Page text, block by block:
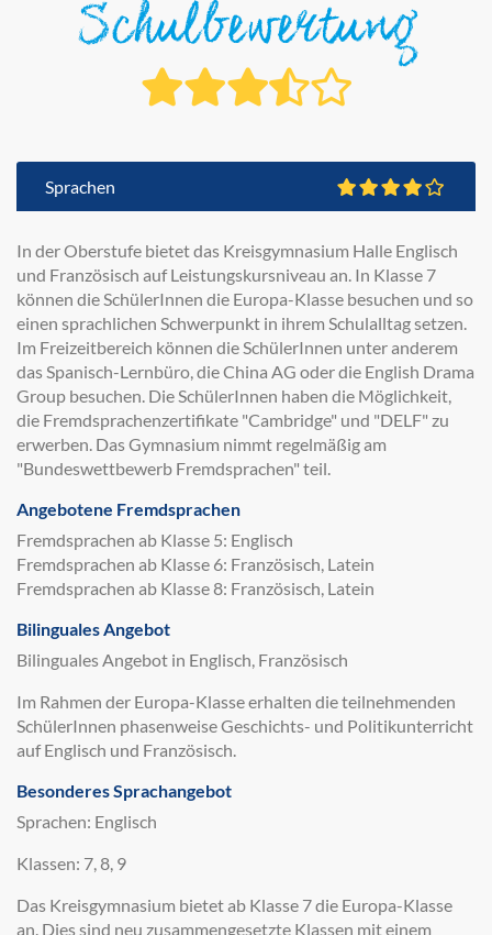
Schulbewertung
Sprachen
In der Oberstufe bietet das Kreisgymnasium Halle Englisch
und Französisch auf Leistungskursniveau an. In Klasse 7
können die SchülerInnen die Europa-Klasse besuchen und so
einen sprachlichen Schwerpunkt in ihrem Schulalltag setzen.
Im Freizeitbereich können die SchülerInnen unter anderem
das Spanisch-Lernbüro, die China AG oder die English Drama
Group besuchen. Die SchülerInnen haben die Möglichkeit,
die Fremdsprachenzertifikate "Cambridge" und "DELF" zu
erwerben. Das Gymnasium nimmt regelmäßig am
"Bundeswettbewerb Fremdsprachen" teil.
Angebotene Fremdsprachen
Fremdsprachen ab Klasse 5: Englisch
Fremdsprachen ab Klasse 6: Französisch, Latein
Fremdsprachen ab Klasse 8: Französisch, Latein
Bilinguales Angebot
Bilinguales Angebot in Englisch, Französisch
Im Rahmen der Europa-Klasse erhalten die teilnehmenden
SchülerInnen phasenweise Geschichts- und Politikunterricht
auf Englisch und Französisch.
Besonderes Sprachangebot
Sprachen: Englisch
Klassen: 7, 8, 9
Das Kreisgymnasium bietet ab Klasse 7 die Europa-Klasse
an. Dies sind neu zusammengesetzte Klassen mit einem